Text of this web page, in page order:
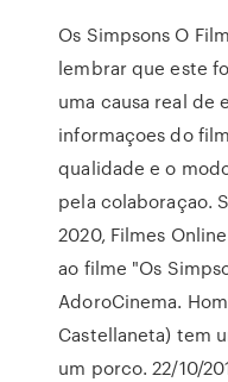
Os Simpsons O
lembrar que este
uma causa real de
informaçoes do
qualidade e o
pela colaboraçao.
2020, Filmes
ao filme "Os
AdoroCinema.
Castellaneta) tem
um porco. 22/10/